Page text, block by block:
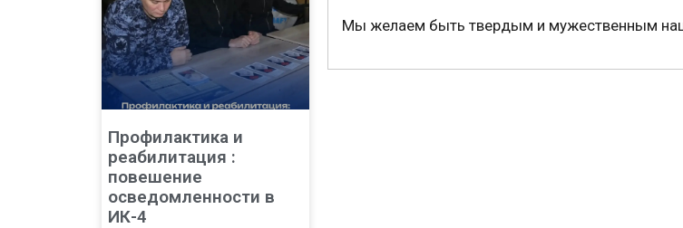
Профилактика и
реабилитация :
повешение
осведомленности в
ИК-4
Мы желаем быть твердым и мужественным